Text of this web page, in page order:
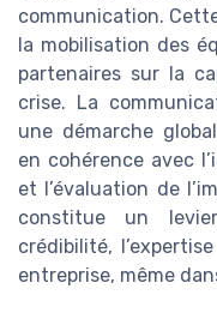
communication.
la mobilisation des
partenaires sur la
crise. La
une démarche
en cohérence avec
et l’évaluation de
constitue un
crédibilité,
entreprise, même